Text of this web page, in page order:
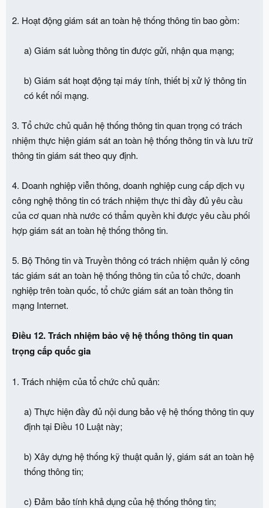
2. Hoạt động giám sát an toàn hệ thống thông tin bao gồm:
a) Giám sát luồng thông tin được gửi, nhận qua mạng;
b) Giám sát hoạt động tại máy tính, thiết bị xử lý thông tin
có kết nối mạng.​
3. Tổ chức chủ quản hệ thống thông tin quan trọng có trách
nhiệm thực hiện giám sát an toàn hệ thống thông tin và lưu trữ
thông tin giám sát theo quy định.
4. Doanh nghiệp viễn thông, doanh nghiệp cung cấp dịch vụ
công nghệ thông tin có trách nhiệm thực thi đầy đủ yêu cầu
của cơ quan nhà nước có thẩm quyền khi được yêu cầu phối
hợp giám sát an toàn hệ thống thông tin.
5. Bộ Thông tin và Truyền thông có trách nhiệm quản lý công
tác giám sát an toàn hệ thống thông tin của tổ chức, doanh
nghiệp trên toàn quốc, tổ chức giám sát an toàn thông tin
mạng Internet.
Điều 12. Trách nhiệm bảo vệ hệ thống thông tin quan
trọng cấp quốc gia
1. Trách nhiệm của tổ chức chủ quản:
a) Thực hiện đầy đủ nội dung bảo vệ hệ thống thông tin quy
định tại Điều 10 Luật này;
b) Xây dựng hệ thống kỹ thuật quản lý, giám sát an toàn hệ
thống thông tin;
c) Đảm bảo tính khả dụng của hệ thống thông tin;